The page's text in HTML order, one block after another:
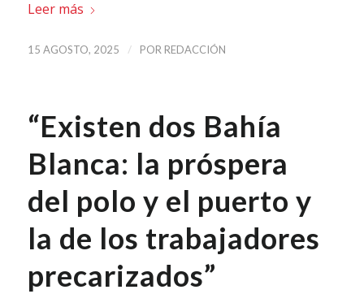
Leer más
15 AGOSTO, 2025 / POR REDACCIÓN
“Existen dos Bahía
Blanca: la próspera
del polo y el puerto y
la de los trabajadores
precarizados”